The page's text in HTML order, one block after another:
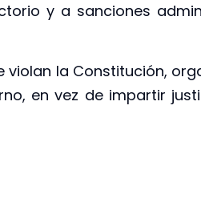
y a sanciones
violan la Constitución,
en vez de impartir